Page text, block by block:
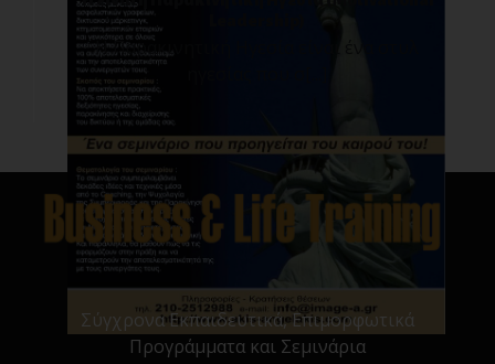
Η Παρακινητική Ηγεσία είναι ένα στυλ
Σύγχρονα Εκπαιδευτικά, Επιμορφωτικά
Προγράμματα και Σεμινάρια